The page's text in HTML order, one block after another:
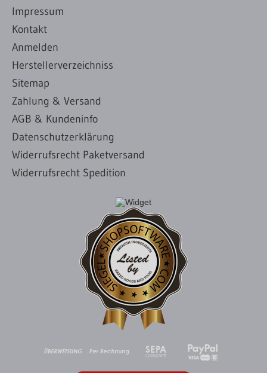
Impressum
Kontakt
Anmelden
Herstellerverzeichniss
Sitemap
Zahlung & Versand
AGB & Kundeninfo
Datenschutzerklärung
Widerrufsrecht Paketversand
Widerrufsrecht Spedition